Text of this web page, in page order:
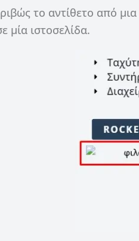
το αντίθετο από μια
μία ιστοσελίδα.